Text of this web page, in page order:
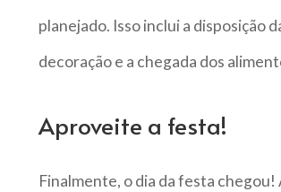
planejado. Isso inclui a disposição
decoração e a chegada dos
Aproveite a festa!
Finalmente, o dia da festa